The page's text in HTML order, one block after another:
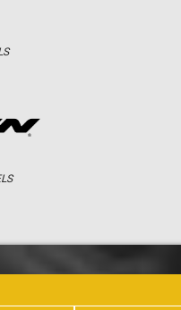
RÉSULTATS